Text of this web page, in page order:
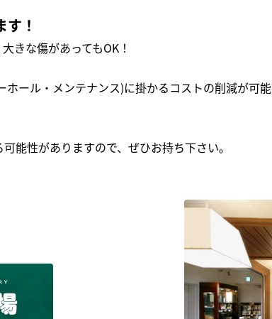
！
きな傷があってもOK！
ール・メンテナンス)に掛かるコストの削減が可
能性がありますので、ぜひお持ち下さい｡